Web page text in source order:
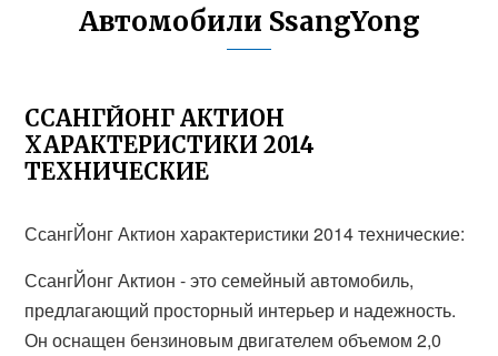
Автомобили SsangYong
ССАНГЙОНГ АКТИОН
ХАРАКТЕРИСТИКИ 2014
ТЕХНИЧЕСКИЕ
СсангЙонг Актион характеристики 2014 технические:
СсангЙонг Актион - это семейный автомобиль,
предлагающий просторный интерьер и надежность.
Он оснащен бензиновым двигателем объемом 2,0